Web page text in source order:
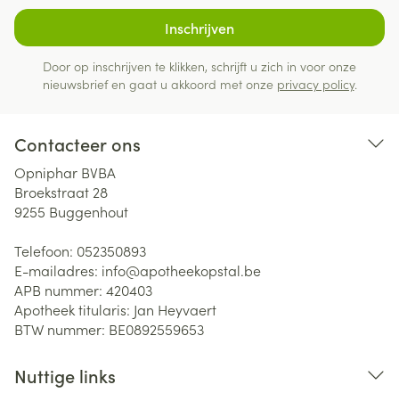
Inschrijven
Door op inschrijven te klikken, schrijft u zich in voor onze
nieuwsbrief en gaat u akkoord met onze privacy policy.
Contacteer ons
Opniphar BVBA
Broekstraat 28
9255 Buggenhout
Telefoon: 052350893
E-mailadres: info@apotheekopstal.be
APB nummer: 420403
Apotheek titularis: Jan Heyvaert
BTW nummer: BE0892559653
Nuttige links